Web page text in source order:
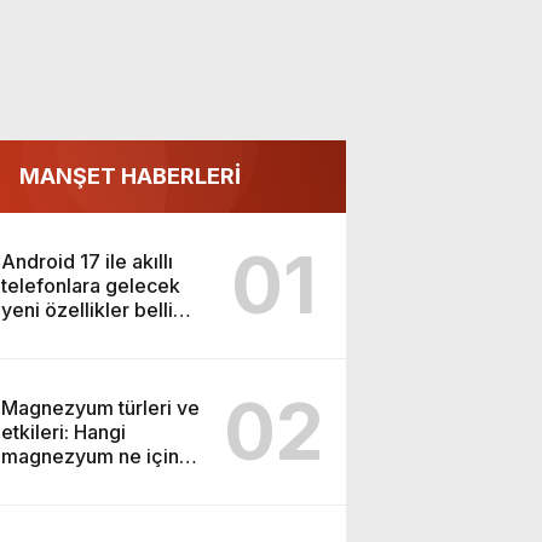
MANŞET HABERLERİ
Android 17 ile akıllı
telefonlara gelecek
yeni özellikler belli
01
Magnezyum türleri ve
etkileri: Hangi
magnezyum ne için
02